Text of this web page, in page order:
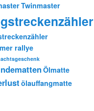
Twinmaster
rallye
Ölmatte
ölauffangmatte